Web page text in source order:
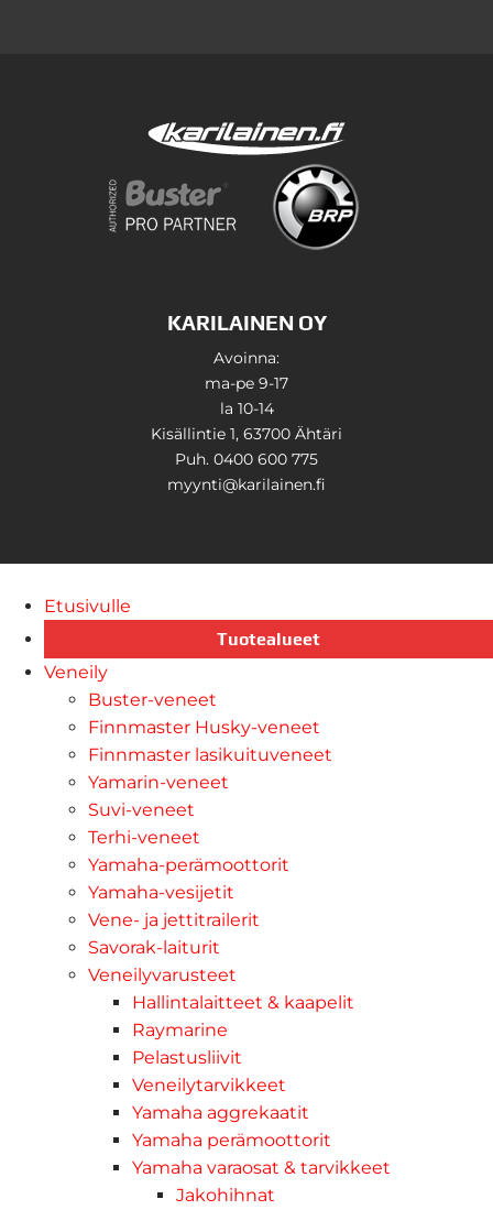
KARILAINEN OY
Avoinna:
ma-pe 9-17
la 10-14
Kisällintie 1, 63700 Ähtäri
Puh. 0400 600 775
myynti@karilainen.fi
Etusivulle
Tuotealueet
Veneily
Buster-veneet
Finnmaster Husky-veneet
Finnmaster lasikuituveneet
Yamarin-veneet
Suvi-veneet
Terhi-veneet
Yamaha-perämoottorit
Yamaha-vesijetit
Vene- ja jettitrailerit
Savorak-laiturit
Veneilyvarusteet
Hallintalaitteet & kaapelit
Raymarine
Pelastusliivit
Veneilytarvikkeet
Yamaha aggrekaatit
Yamaha perämoottorit
Yamaha varaosat & tarvikkeet
Jakohihnat